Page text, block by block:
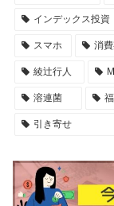
インデックス投資
スマホ 消
綾辻行人
溶連菌
引き寄せ